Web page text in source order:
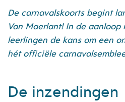
De carnavalskoorts begint
Van Maerlant! In de
leerlingen de kans om een
hét officiële
De inzendingen